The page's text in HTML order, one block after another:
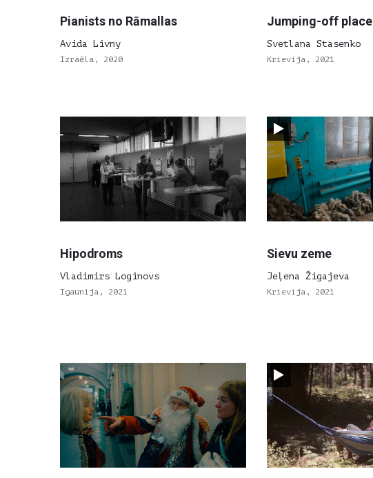
Pianists no Rāmallas
Avida Livny
Izraēla, 2020
Jumping-off place
Svetlana Stasenko
Krievija, 2021
Hipodroms
Vladimirs Loginovs
Igaunija, 2021
Sievu zeme
Jeļena Žigajeva
Krievija, 2021